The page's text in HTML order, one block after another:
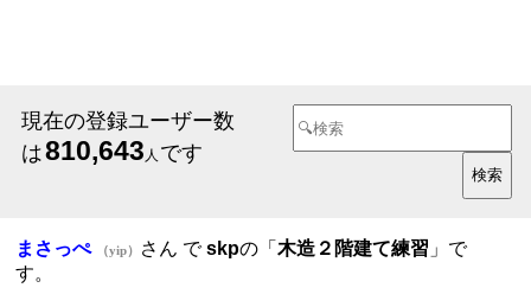
現在の登録ユーザー数
は810,643 人 です
まさっぺ （yip） さん でskpの「木造２階建て練習 」で
す。